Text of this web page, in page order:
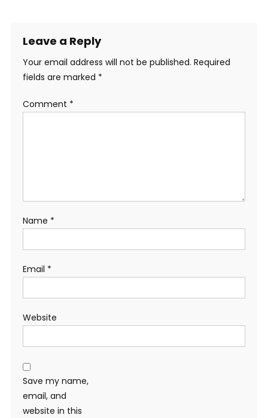
Leave a Reply
Your email address will not be published. Required
fields are marked *
Comment *
Name *
Email *
Website
Save my name,
email, and
website in this